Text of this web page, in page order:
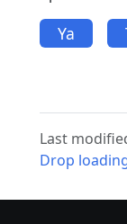
Ya
Last
Drop